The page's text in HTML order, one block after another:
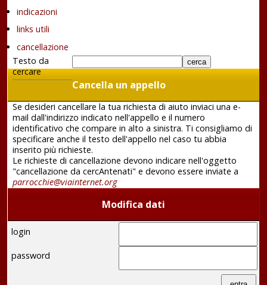
indicazioni
links utili
cancellazione
Testo da
cercare
Cancella un appello
Se desideri cancellare la tua richiesta di aiuto inviaci una e-
mail dall'indirizzo indicato nell'appello e il numero
identificativo che compare in alto a sinistra. Ti consigliamo di
specificare anche il testo dell'appello nel caso tu abbia
inserito più richieste.
Le richieste di cancellazione devono indicare nell'oggetto
"cancellazione da cercAntenati" e devono essere inviate a
parrocchie@viainternet.org
Modifica dati
login
password